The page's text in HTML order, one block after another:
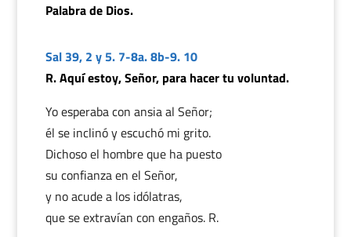
Palabra de Dios.
Sal 39, 2 y 5. 7-8a. 8b-9. 10
R. Aquí estoy, Señor, para hacer tu voluntad.
Yo esperaba con ansia al Señor;
él se inclinó y escuchó mi grito.
Dichoso el hombre que ha puesto
su confianza en el Señor,
y no acude a los idólatras,
que se extravían con engaños. R.